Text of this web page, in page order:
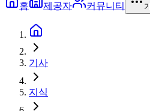
홈 제공자 커뮤니티
기사
지식